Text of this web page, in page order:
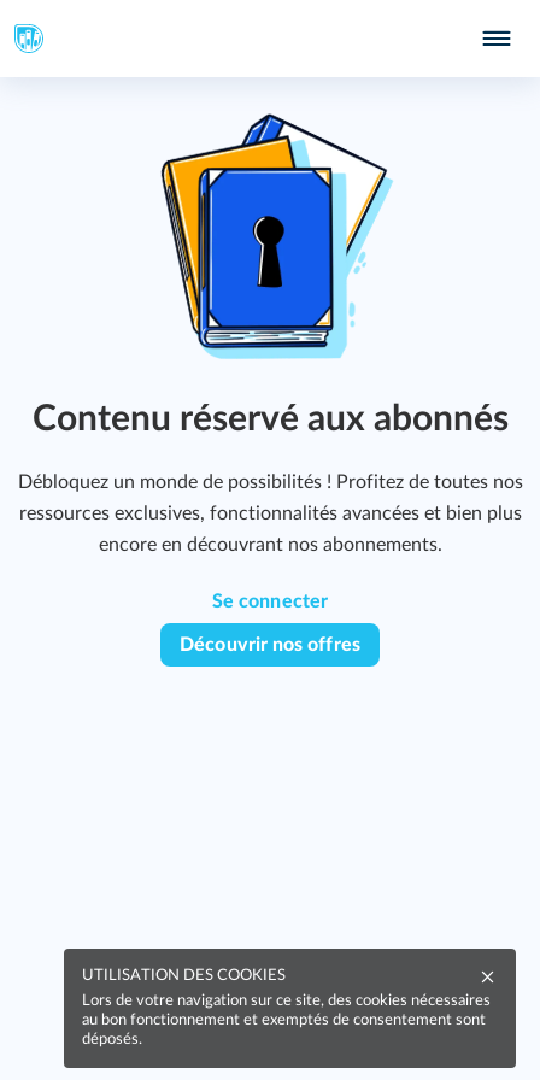
Contenu réservé aux abonnés
Débloquez un monde de possibilités ! Profitez de toutes nos
ressources exclusives, fonctionnalités avancées et bien plus
encore en découvrant nos abonnements.
Se connecter
Découvrir nos offres
UTILISATION DES COOKIES
Lors de votre navigation sur ce site, des cookies nécessaires
au bon fonctionnement et exemptés de consentement sont
déposés.